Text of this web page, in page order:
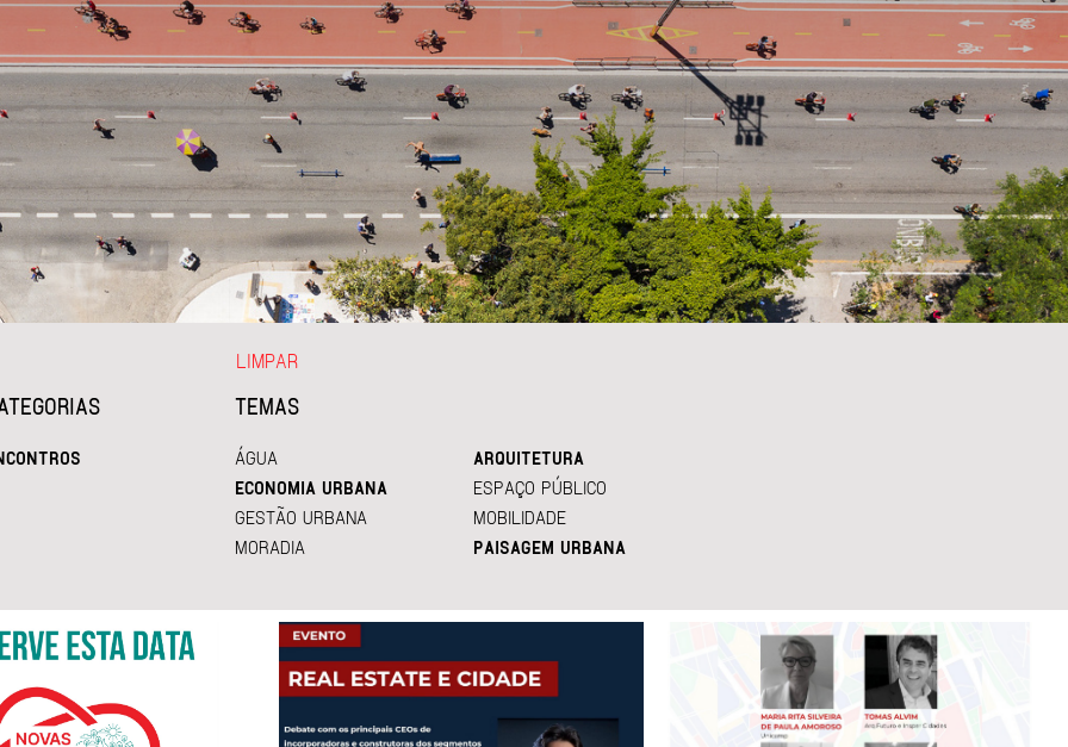
TEMAS
ÁGUA
ARQUITETURA
ECONOMIA URBANA
ESPAÇO PÚBLICO
GESTÃO URBANA
MOBILIDADE
MORADIA
PAISAGEM URBANA
LIMPAR